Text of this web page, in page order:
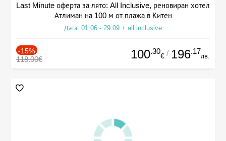
Last Minute оферта за лято: All Inclusive, реновиран хотел
Атлиман на 100 м от плажа в Китен
Дата: 01.06 - 29.09 + all inclusive
-15%
118.00€ 100.30
€ / 196.17
лв.